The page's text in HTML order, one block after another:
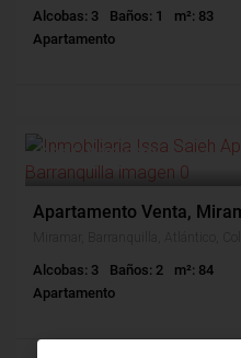
Alcobas: 3 Baños: 1
m²: 83
Apartamento
$215,000,000
Apartamento Venta,
Alcobas: 3 Baños: 2
m²: 84
Apartamento